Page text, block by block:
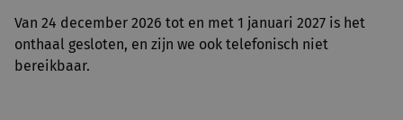
Van 24 december 2026 tot en met 1 januari 2027 is het
onthaal gesloten, en zijn we ook telefonisch niet
bereikbaar.